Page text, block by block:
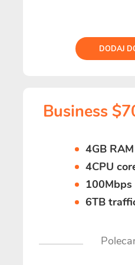
DODAJ
Business
4GB RAM
4CPU
6TB